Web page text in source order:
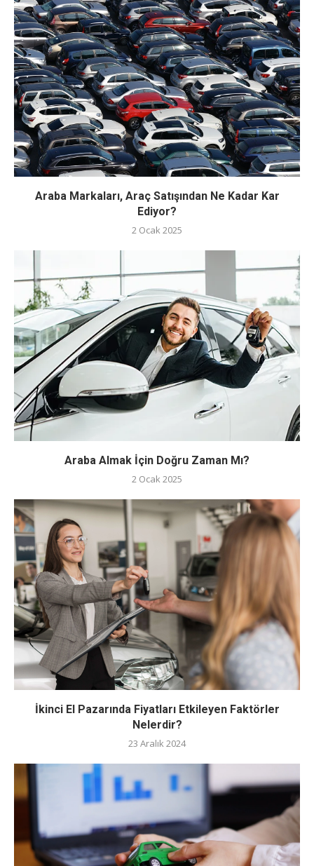
Araba Markaları, Araç Satışından Ne Kadar Kar
Ediyor?
2 Ocak 2025
Araba Almak İçin Doğru Zaman Mı?
2 Ocak 2025
İkinci El Pazarında Fiyatları Etkileyen Faktörler
Nelerdir?
23 Aralık 2024